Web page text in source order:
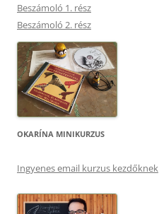
Beszámoló 1. rész
Beszámoló 2. rész
OKARÍNA MINIKURZUS
Ingyenes email kurzus kezdőknek